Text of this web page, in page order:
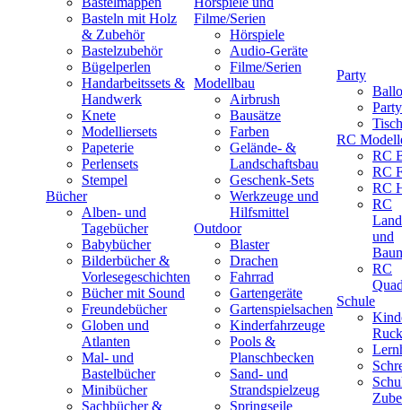
Basteln mit Holz
& Zubehör
Bastelzubehör
Bügelperlen
Handarbeitssets &
Handwerk
Knete
Modelliersets
Papeterie
Perlensets
Stempel
Bücher
Alben- und
Tagebücher
Babybücher
Bilderbücher &
Vorlesegeschichten
Bücher mit Sound
Freundebücher
Globen und
Atlanten
Mal- und
Bastelbücher
Minibücher
Sachbücher &
Filme/Serien
Hörspiele
Audio-Geräte
Filme/Serien
Modellbau
Airbrush
Bausätze
Farben
Gelände- &
Landschaftsbau
Geschenk-Sets
Werkzeuge und
Hilfsmittel
Outdoor
Blaster
Drachen
Fahrrad
Gartengeräte
Gartenspielsachen
Kinderfahrzeuge
Pools &
Planschbecken
Sand- und
Strandspielzeug
Springseile
Party
RC
RC
RC
RC
RC
und
RC
Schule